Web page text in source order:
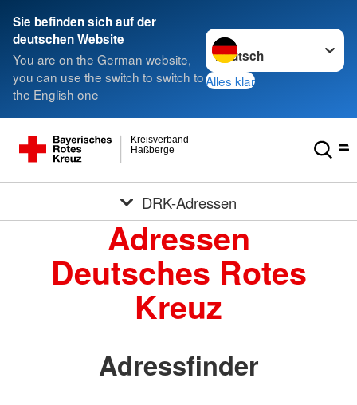
Sie befinden sich auf der
deutschen Website
You are on the German website,
you can use the switch to switch to
the English one
Sprache wechseln zu
Alles klar
Haßberge
Kreisverband
DRK-Adressen
Adressen
Deutsches Rotes
Kreuz
Adressfinder